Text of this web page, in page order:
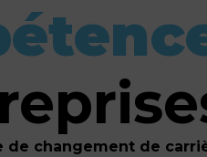
changement de